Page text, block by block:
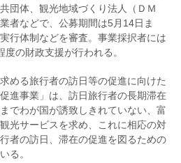
団体、観光地域づくり法人（ＤＭ
者などで、公募期間は5月14日ま
行体制などを審査。事業採択者には
の財政支援が行われる。
める旅行者の訪日等の促進に向けた
進事業」は、訪日旅行者の長期滞在
でわが国が誘致しきれていない、富
光サービスを求め、これに相応の対
者の訪日、滞在の促進を図るための
る。